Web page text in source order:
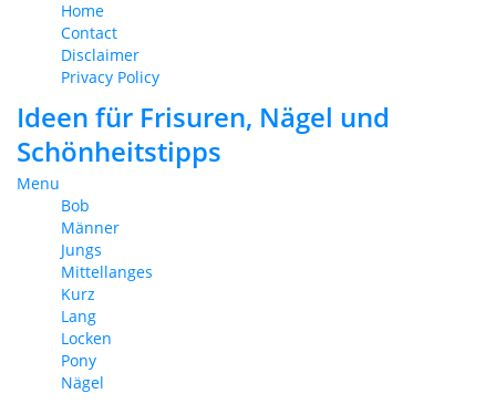
Home
Contact
Disclaimer
Privacy Policy
Ideen für Frisuren, Nägel und
Schönheitstipps
Menu
Bob
Männer
Jungs
Mittellanges
Kurz
Lang
Locken
Pony
Nägel